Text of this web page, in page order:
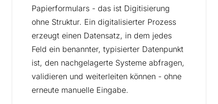
Papierformulars - das ist Digitisierung
ohne Struktur. Ein digitalisierter Prozess
erzeugt einen Datensatz, in dem jedes
Feld ein benannter, typisierter Datenpunkt
ist, den nachgelagerte Systeme abfragen,
validieren und weiterleiten können - ohne
erneute manuelle Eingabe.